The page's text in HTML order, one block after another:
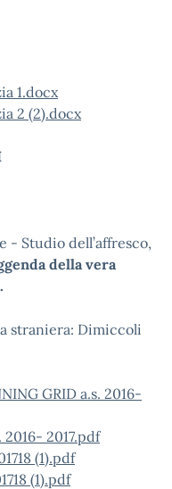
1.docx
2 (2).docx
- Studio dell’affresco,
della vera
straniera: Dimiccoli
GRID a.s. 2016-
2016- 2017.pdf
(1).pdf
(1).pdf